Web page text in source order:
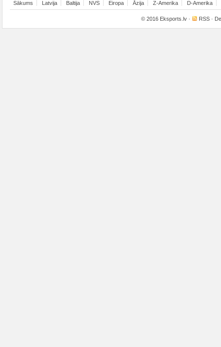
Sākums Latvija Baltija NVS Eiropa Āzija Z-Amerika D-Amerika
© 2016 Eksports.lv · RSS ·